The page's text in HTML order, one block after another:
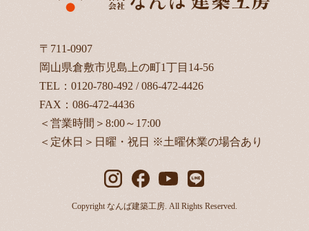
〒711-0907
岡山県倉敷市児島上の町1丁目14-56
TEL： 0120-780-492 /086-472-4426
FAX：086-472-4436
＜営業時間＞8:00～17:00
＜定休日＞日曜・祝日 ※土曜休業の場合あり
Copyright なんば建築工房. All Rights Reserved.